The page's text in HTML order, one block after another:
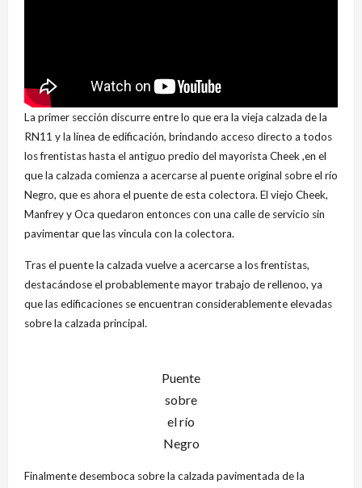
La primer sección discurre entre lo que era la vieja calzada de la
RN11 y la línea de edificación, brindando acceso directo a todos
los frentistas hasta el antiguo predio del mayorista Cheek ,en el
que la calzada comienza a acercarse al puente original sobre el río
Negro, que es ahora el puente de esta colectora. El viejo Cheek,
Manfrey y Oca quedaron entonces con una calle de servicio sin
pavimentar que las vincula con la colectora.
Tras el puente la calzada vuelve a acercarse a los frentistas,
destacándose el probablemente mayor trabajo de rellenoo, ya
que las edificaciones se encuentran considerablemente elevadas
sobre la calzada principal.
Puente
sobre
el río
Negro
Finalmente desemboca sobre la calzada pavimentada de la